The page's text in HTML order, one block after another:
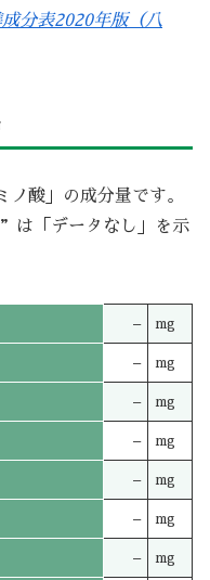
分表2020年版（八
ノ酸」の成分量です。
「データなし」を示
– mg
– mg
– mg
– mg
– mg
– mg
– mg